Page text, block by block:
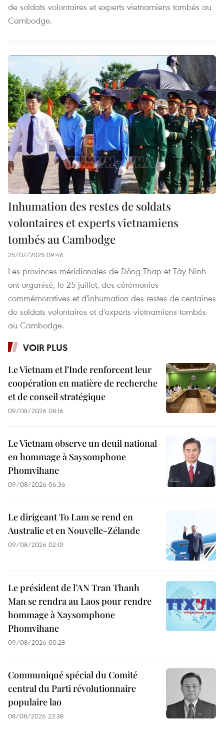
de soldats volontaires et experts vietnamiens tombés au
Cambodge.
Inhumation des restes de soldats
volontaires et experts vietnamiens
tombés au Cambodge
25/07/2025 09:46
Les provinces méridionales de Dông Thap et Tây Ninh
ont organisé, le 25 juillet, des cérémonies
commémoratives et d'inhumation des restes de centaines
de soldats volontaires et d'experts vietnamiens tombés
au Cambodge.
VOIR PLUS
Le Vietnam et l’Inde renforcent leur
coopération en matière de recherche
et de conseil stratégique
09/08/2026 08:16
Le Vietnam observe un deuil national
en hommage à Saysomphone
Phomvihane
09/08/2026 06:36
Le dirigeant To Lam se rend en
Australie et en Nouvelle-Zélande
09/08/2026 02:01
Le président de l’AN Tran Thanh
Man se rendra au Laos pour rendre
hommage à Xaysomphone
Phomvihane
09/08/2026 00:28
Communiqué spécial du Comité
central du Parti révolutionnaire
populaire lao
08/08/2026 23:38